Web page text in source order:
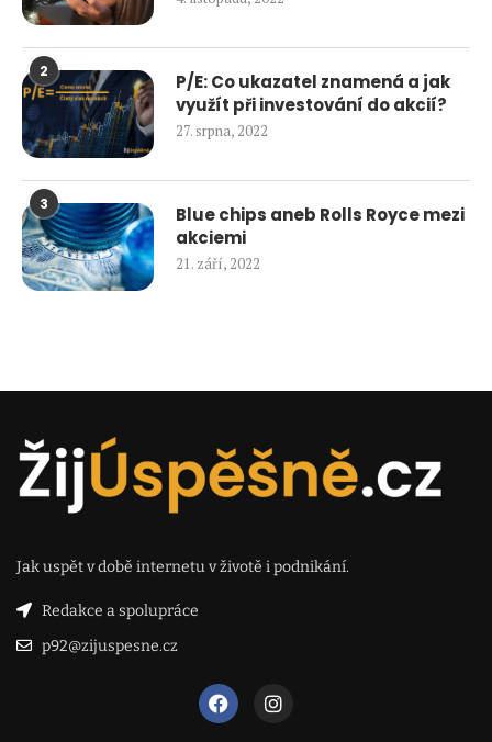
2
P/E: Co ukazatel znamená a jak
využít při investování do akcií?
27. srpna, 2022
3
Blue chips aneb Rolls Royce mezi
akciemi
21. září, 2022
Jak uspět v době internetu v životě i podnikání.
Redakce a spolupráce
p92@zijuspesne.cz